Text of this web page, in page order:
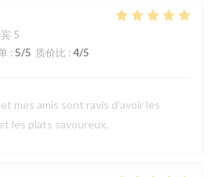
5
: 5/5 质价比 : 4/5
mes amis sont ravis d'avoir les
les plats savoureux.